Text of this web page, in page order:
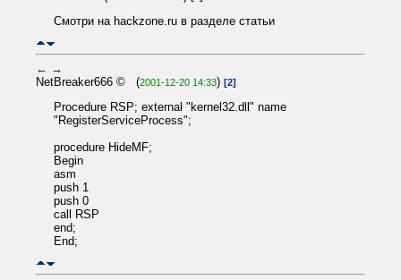
Смотри на hackzone.ru в разделе статьи
← →
NetBreaker666 © (2001-12-20 14:33) [2]
Procedure RSP; external "kernel32.dll" name
"RegisterServiceProcess";
procedure HideMF;
Begin
asm
push 1
push 0
call RSP
end;
End;